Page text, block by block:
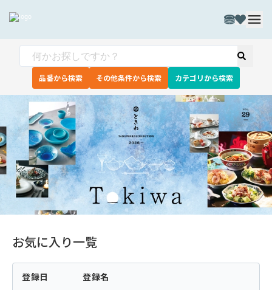
品番から検索 その他条件から検索 カテゴリから検索
お気に入り一覧
登録日 登録名